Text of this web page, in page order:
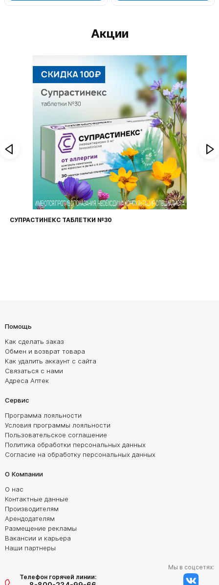
Акции
СУПРАСТИНЕКС ТАБЛЕТКИ №30
Помощь
Как сделать заказ
Обмен и возврат товара
Как удалить аккаунт с сайта
Связаться с нами
Адреса Аптек
Сервис
Программа лояльности
Условия программы лояльности
Пользовательское соглашение
Политика обработки персональных данных
Согласие на обработку персональных данных
О Компании
О нас
Контактные данные
Производителям
Арендодателям
Размещение рекламы
Вакансии и карьера
Наши партнеры
Телефон горячей линии:
Мы в соцсетях: